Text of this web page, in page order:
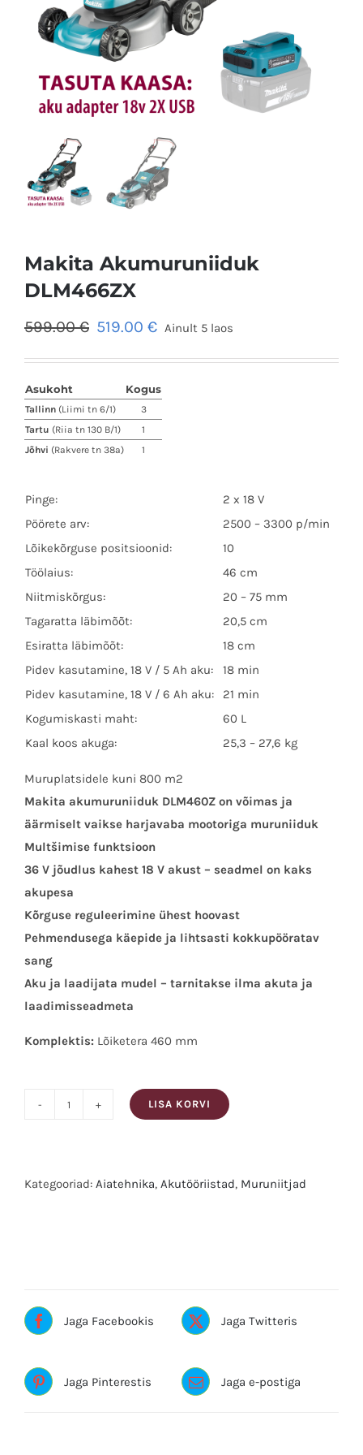
Makita Akumuruniiduk
DLM466ZX
599.00€
Algne
oli:
599.00 €.
519.00 €Praegune
on:
519.00 €.
Ainult 5 laos
Asukoht Kogus
Tallinn (Liimi tn 6/1)
3
Tartu (Riia tn 130 B/1)
1
Jõhvi (Rakvere tn 38a) 1
Pinge:
2 x 18 V
Pöörete arv:
2500 – 3300 p/min
Lõikekõrguse positsioonid:
10
Töölaius:
46 cm
Niitmiskõrgus:
20 – 75 mm
Tagaratta läbimõõt:
20,5 cm
Esiratta läbimõõt:
18 cm
Pidev kasutamine, 18 V / 5 Ah aku:
18 min
Pidev kasutamine, 18 V / 6 Ah aku:
21 min
Kogumiskasti maht:
60 L
Kaal koos akuga:
25,3 – 27,6 kg
Muruplatsidele kuni 800 m2
Makita akumuruniiduk DLM460Z on võimas ja
äärmiselt vaikse harjavaba mootoriga muruniiduk
Multšimise funktsioon
36 V jõudlus kahest 18 V akust – seadmel on kaks
akupesa
Kõrguse reguleerimine ühest hoovast
Pehmendusega käepide ja lihtsasti kokkupööratav
sang
Aku ja laadijata mudel – tarnitakse ilma akuta ja
laadimisseadmeta
Komplektis: Lõiketera 460 mm
kogus
LISA KORVI
Kategooriad: Aiatehnika, Akutööriistad, Muruniitjad
Jaga Facebookis Jaga Twitteris
Jaga Pinterestis Jaga e-postiga